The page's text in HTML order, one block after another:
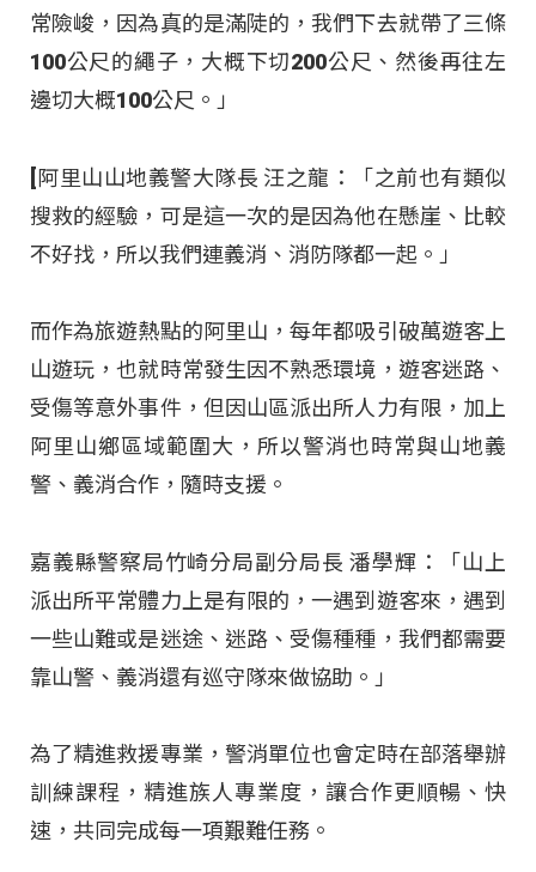
常險峻，因為真的是滿陡的，我們下去就帶了三條
100公尺的繩子，大概下切200公尺、然後再往左
邊切大概100公尺。」
[阿里山山地義警大隊長 汪之龍：「之前也有類似
搜救的經驗，可是這一次的是因為他在懸崖、比較
不好找，所以我們連義消、消防隊都一起。」
而作為旅遊熱點的阿里山，每年都吸引破萬遊客上
山遊玩，也就時常發生因不熟悉環境，遊客迷路、
受傷等意外事件，但因山區派出所人力有限，加上
阿里山鄉區域範圍大，所以警消也時常與山地義
警、義消合作，隨時支援。
嘉義縣警察局竹崎分局副分局長 潘學輝：「山上
派出所平常體力上是有限的，一遇到遊客來，遇到
一些山難或是迷途、迷路、受傷種種，我們都需要
靠山警、義消還有巡守隊來做協助。」
為了精進救援專業，警消單位也會定時在部落舉辦
訓練課程，精進族人專業度，讓合作更順暢、快
速，共同完成每一項艱難任務。